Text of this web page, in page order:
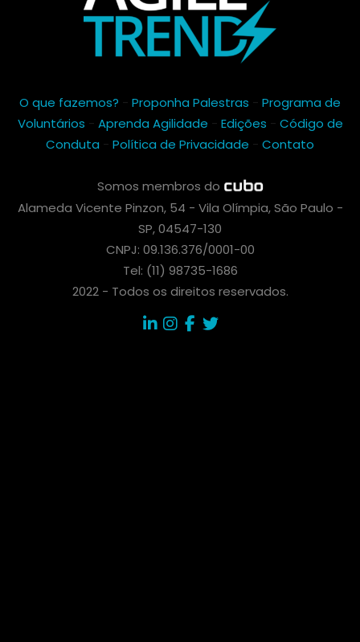
O que fazemos? - Proponha Palestras - Programa de
Voluntários - Aprenda Agilidade - Edições - Código de
Conduta - Política de Privacidade - Contato
Somos membros do
Alameda Vicente Pinzon, 54 - Vila Olímpia, São Paulo -
SP, 04547-130
CNPJ: 09.136.376/0001-00
Tel: (11) 98735-1686
2022 - Todos os direitos reservados.